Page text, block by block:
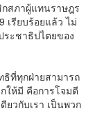
สภาผู้แทนราษฎร
เรียบร้อยแล้ว ไม่
ระชาธิปไตยของ
ธิที่ทุกฝ่ายสามารถ
ให้มี คือการโจมตี
วกับเรา เป็นพวก